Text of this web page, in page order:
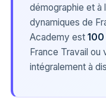
démographie et à
dynamiques de
Academy est
France Travail
intégralement à